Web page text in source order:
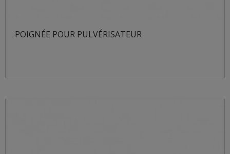
POIGNÉE POUR PULVÉRISATEUR